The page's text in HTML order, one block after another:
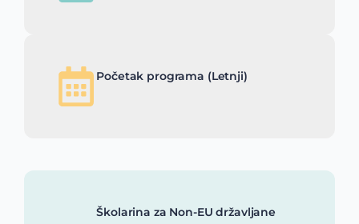
Početak programa (Letnji)
Školarina za Non-EU državljane